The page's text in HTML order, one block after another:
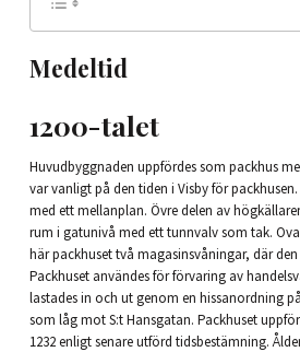
Medeltid
1200-talet
Huvudbyggnaden uppfördes som packhus
var vanligt på den tiden i Visby för
med ett mellanplan. Övre delen av
rum i gatunivå med ett tunnvalv som tak.
här packhuset två magasinsvåningar, där
Packhuset användes för förvaring av
lastades in och ut genom en hissanordning
som låg mot S:t Hansgatan. Packhuset
1232 enligt senare utförd tidsbestämning.